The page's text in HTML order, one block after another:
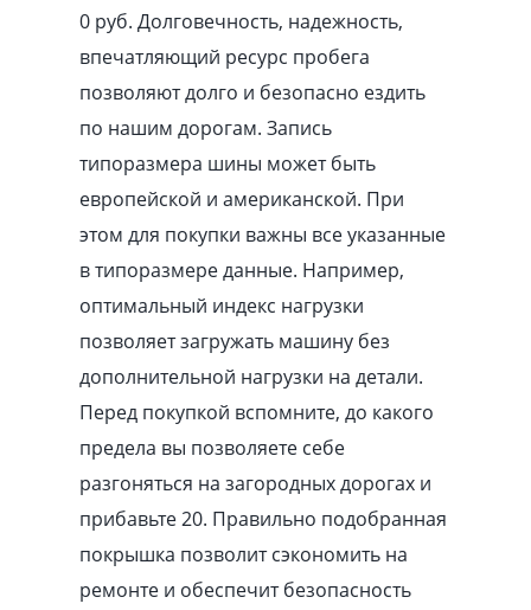
0 руб. Долговечность, надежность,
впечатляющий ресурс пробега
позволяют долго и безопасно ездить
по нашим дорогам. Запись
типоразмера шины может быть
европейской и американской. При
этом для покупки важны все указанные
в типоразмере данные. Например,
оптимальный индекс нагрузки
позволяет загружать машину без
дополнительной нагрузки на детали.
Перед покупкой вспомните, до какого
предела вы позволяете себе
разгоняться на загородных дорогах и
прибавьте 20. Правильно подобранная
покрышка позволит сэкономить на
ремонте и обеспечит безопасность